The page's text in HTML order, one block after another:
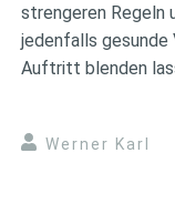
strengeren Regeln
jedenfalls gesunde
Auftritt blenden
Werner Karl